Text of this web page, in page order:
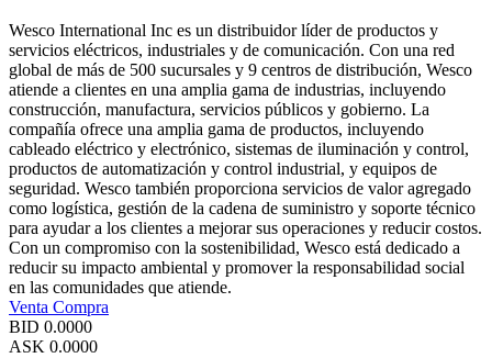
Wesco International Inc es un distribuidor líder de productos y
servicios eléctricos, industriales y de comunicación. Con una red
global de más de 500 sucursales y 9 centros de distribución, Wesco
atiende a clientes en una amplia gama de industrias, incluyendo
construcción, manufactura, servicios públicos y gobierno. La
compañía ofrece una amplia gama de productos, incluyendo
cableado eléctrico y electrónico, sistemas de iluminación y control,
productos de automatización y control industrial, y equipos de
seguridad. Wesco también proporciona servicios de valor agregado
como logística, gestión de la cadena de suministro y soporte técnico
para ayudar a los clientes a mejorar sus operaciones y reducir costos.
Con un compromiso con la sostenibilidad, Wesco está dedicado a
reducir su impacto ambiental y promover la responsabilidad social
en las comunidades que atiende.
Venta Compra
BID 0.0000
ASK 0.0000